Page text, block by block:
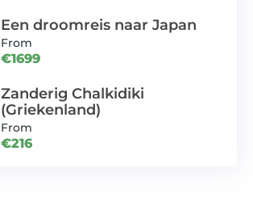
Een droomreis naar Japan
From
€1699
Zanderig Chalkidiki
(Griekenland)
From
€216